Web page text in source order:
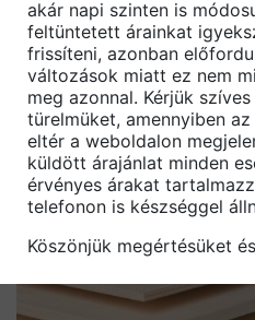
IKO Superglass
IKO laminált
zsindelyek
Részletek
akár napi szinten is
feltüntetett árainkat
frissíteni, azonban
változások miatt ez nem
meg azonnal. Kérjük
türelmüket, amennyiben
eltér a weboldalon
küldött árajánlat minden
érvényes árakat
telefonon is készséggel
Köszönjük megértésüket